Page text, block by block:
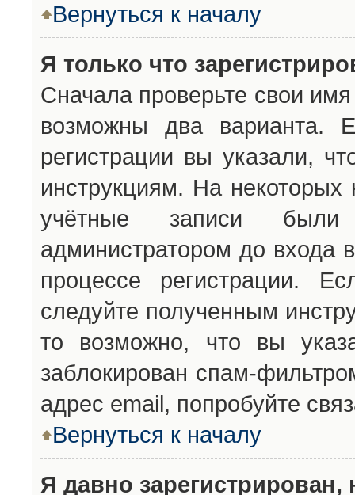
Вернуться к началу
Я только что
Сначала проверьте свои
возможны два варианта.
регистрации вы указали,
инструкциям. На
учётные записи были
администратором до входа
процессе регистрации.
следуйте полученным
то возможно, что вы
заблокирован спам-
адрес email, попробуйте
Вернуться к началу
Я давно